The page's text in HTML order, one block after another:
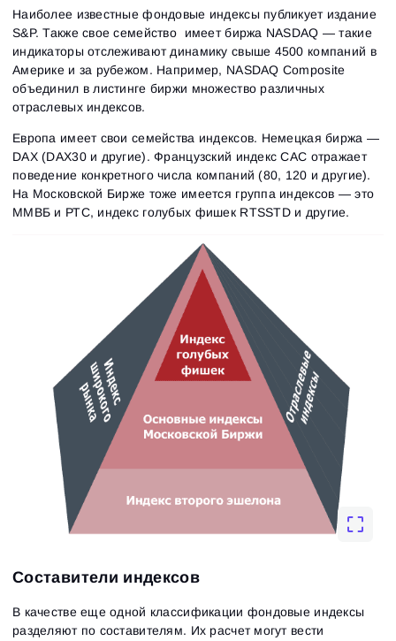
Наиболее известные фондовые индексы публикует издание
S&P. Также свое семейство имеет биржа NASDAQ — такие
индикаторы отслеживают динамику свыше 4500 компаний в
Америке и за рубежом. Например, NASDAQ Composite
объединил в листинге биржи множество различных
отраслевых индексов.
Европа имеет свои семейства индексов. Немецкая биржа —
DAX (DAX30 и другие). Французский индекс CAC отражает
поведение конкретного числа компаний (80, 120 и другие).
На Московской Бирже тоже имеется группа индексов — это
ММВБ и РТС, индекс голубых фишек RTSSTD и другие.
Составители индексов
В качестве еще одной классификации фондовые индексы
разделяют по составителям. Их расчет могут вести